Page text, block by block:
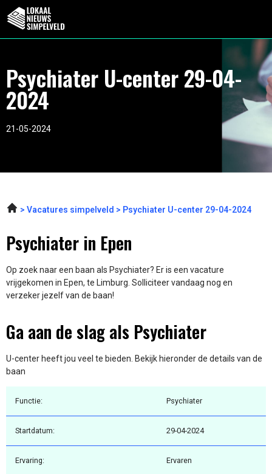
Psychiater U-center 29-04-
2024
21-05-2024
Vacatures simpelveld Psychiater U-center 29-04-2024
Psychiater in Epen
Op zoek naar een baan als Psychiater? Er is een vacature
vrijgekomen in Epen, te Limburg. Solliciteer vandaag nog en
verzeker jezelf van de baan!
Ga aan de slag als Psychiater
U-center heeft jou veel te bieden. Bekijk hieronder de details van de
baan
Functie: Psychiater
Startdatum: 29-04-2024
Ervaring: Ervaren